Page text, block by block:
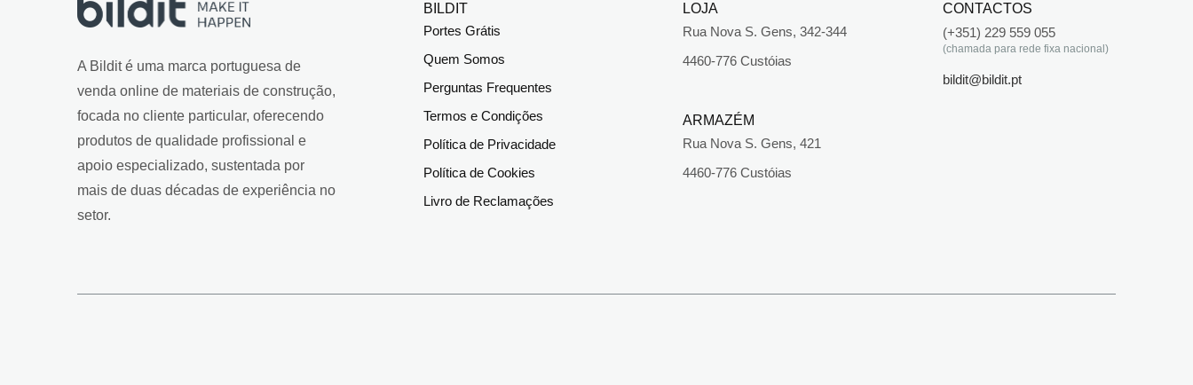
A Bildit é uma marca portuguesa de
venda online de materiais de construção,
focada no cliente particular, oferecendo
produtos de qualidade profissional e
apoio especializado, sustentada por
mais de duas décadas de experiência no
setor.
BILDIT
Portes Grátis
Quem Somos
Perguntas Frequentes
Termos e Condições
Política de Privacidade
Política de Cookies
Livro de Reclamações
LOJA
Rua Nova S. Gens, 342-344
4460-776 Custóias
ARMAZÉM
Rua Nova S. Gens, 421
4460-776 Custóias
CONTACTOS
(+351) 229 559 055
(chamada para rede fixa nacional)
bildit@bildit.pt